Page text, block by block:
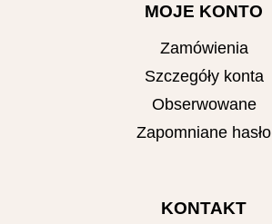
MOJE KONTO
Zamówienia
Szczegóły konta
Obserwowane
Zapomniane hasło
KONTAKT